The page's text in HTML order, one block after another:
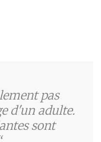
pas
d'un adulte.
sont